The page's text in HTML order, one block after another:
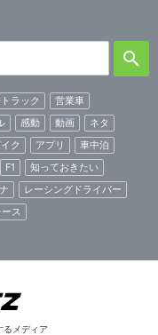
ラック
営業車
感動 動画
ネタ
ク アプリ
車中泊
F1
知っておきたい
レーシングドライバー
ス
るメディア